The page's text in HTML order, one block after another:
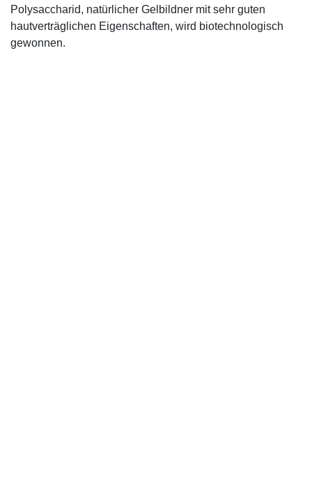
Polysaccharid, natürlicher Gelbildner mit sehr guten
hautverträglichen Eigenschaften, wird biotechnologisch
gewonnen.